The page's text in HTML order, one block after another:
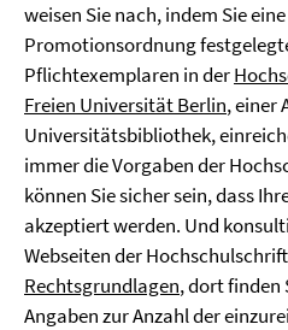
weisen Sie nach, indem Sie
Promotionsordnung
Pflichtexemplaren in der
Freien Universität Berlin, einer
Universitätsbibliothek,
immer die Vorgaben der
können Sie sicher sein, dass
akzeptiert werden. Und
Webseiten der
Rechtsgrundlagen, dort finden
Angaben zur Anzahl der